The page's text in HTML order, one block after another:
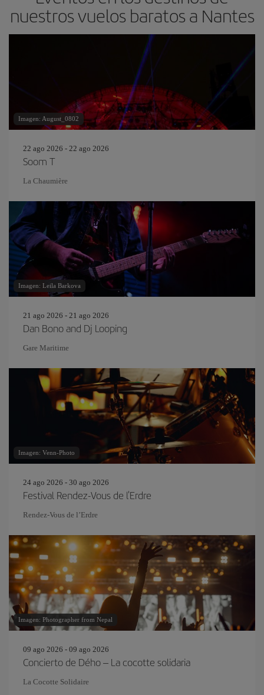
nuestros vuelos baratos a Nantes
Imagen: August_0802
22 ago 2026 - 22 ago 2026
Soom T
La Chaumière
Imagen: Leila Barkova
21 ago 2026 - 21 ago 2026
Dan Bono and Dj Looping
Gare Maritime
Imagen: Venn-Photo
24 ago 2026 - 30 ago 2026
Festival Rendez-Vous de l'Erdre
Rendez-Vous de l’Erdre
Imagen: Photographer from Nepal
09 ago 2026 - 09 ago 2026
Concierto de Dého – La cocotte solidaria
La Cocotte Solidaire